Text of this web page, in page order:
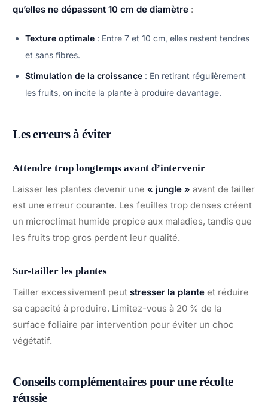
qu’elles ne dépassent 10 cm de diamètre :
Texture optimale : Entre 7 et 10 cm, elles restent tendres
et sans fibres.
Stimulation de la croissance : En retirant régulièrement
les fruits, on incite la plante à produire davantage.
Les erreurs à éviter
Attendre trop longtemps avant d’intervenir
Laisser les plantes devenir une « jungle » avant de tailler
est une erreur courante. Les feuilles trop denses créent
un microclimat humide propice aux maladies, tandis que
les fruits trop gros perdent leur qualité.
Sur-tailler les plantes
Tailler excessivement peut stresser la plante et réduire
sa capacité à produire. Limitez-vous à 20 % de la
surface foliaire par intervention pour éviter un choc
végétatif.
Conseils complémentaires pour une récolte
réussie